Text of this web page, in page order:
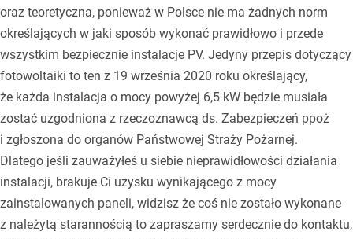
oraz teoretyczna, ponieważ w Polsce nie ma żadnych norm
określających w jaki sposób wykonać prawidłowo i przede
wszystkim bezpiecznie instalacje PV. Jedyny przepis dotyczący
fotowoltaiki to ten z 19 września 2020 roku określający,
że każda instalacja o mocy powyżej 6,5 kW będzie musiała
zostać uzgodniona z rzeczoznawcą ds. Zabezpieczeń ppoż
i zgłoszona do organów Państwowej Straży Pożarnej.
Dlatego jeśli zauważyłeś u siebie nieprawidłowości działania
instalacji, brakuje Ci uzysku wynikającego z mocy
zainstalowanych paneli, widzisz że coś nie zostało wykonane
z należytą starannością to zapraszamy serdecznie do kontaktu,